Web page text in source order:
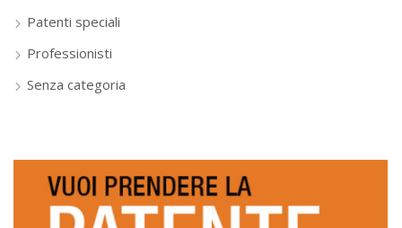
Patenti speciali
Professionisti
Senza categoria